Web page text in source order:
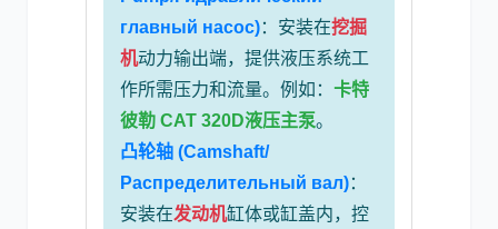
главный насос)：安装在挖掘
机动力输出端，提供液压系统工
作所需压力和流量。例如： 卡特
彼勒 CAT 320D液压主泵。
凸轮轴 (Camshaft/
Распределительный вал)：
安装在发动机缸体或缸盖内，控